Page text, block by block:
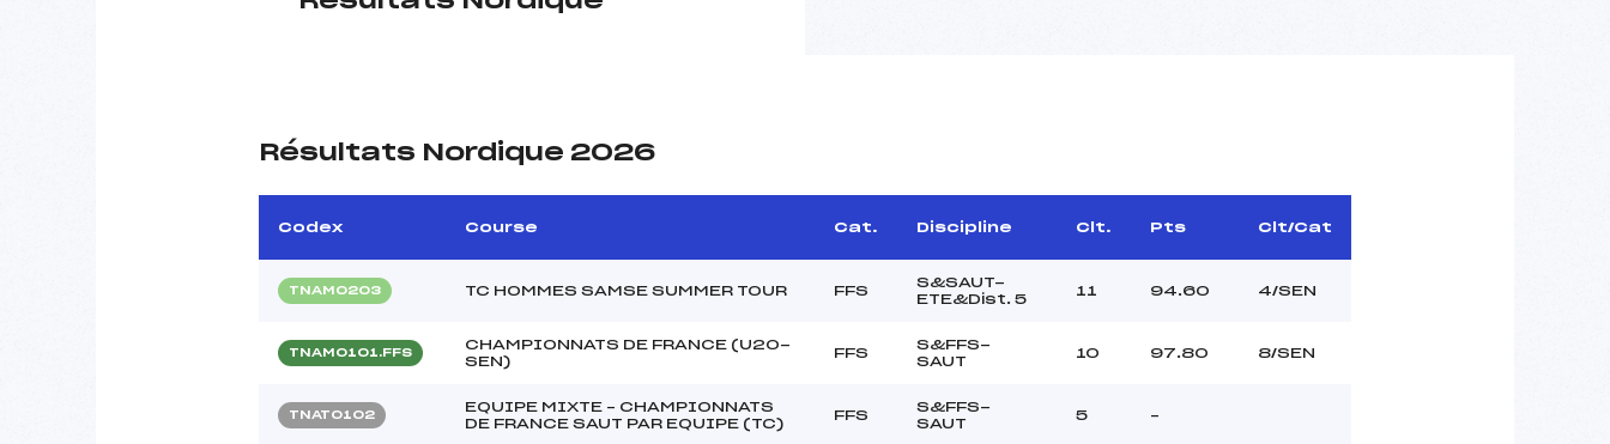
Résultats Nordique 2026
Codex Course Cat. Discipline Clt. Pts Clt/Cat
TNAM0203 TC HOMMES SAMSE SUMMER TOUR FFS
S&SAUT-
ETE&Dist. 5
11 94.60 4/SEN
TNAM0101.FFS
CHAMPIONNATS DE FRANCE (U20-
SEN)
FFS
S&FFS-
SAUT
10 97.80 8/SEN
TNAT0102
EQUIPE MIXTE – CHAMPIONNATS
DE FRANCE SAUT PAR EQUIPE (TC)
FFS
S&FFS-
SAUT
5 –